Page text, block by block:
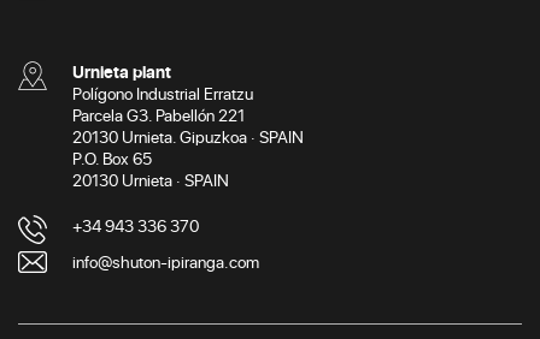
Urnieta plant
Polígono Industrial Erratzu
Parcela G3. Pabellón 221
20130 Urnieta. Gipuzkoa · SPAIN
P.O. Box 65
20130 Urnieta · SPAIN
+34 943 336 370
info@shuton-ipiranga.com